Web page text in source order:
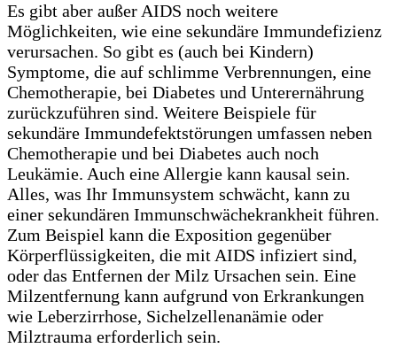
Es gibt aber außer AIDS noch weitere
Möglichkeiten, wie eine sekundäre Immundefizienz
verursachen. So gibt es (auch bei Kindern)
Symptome, die auf schlimme Verbrennungen, eine
Chemotherapie, bei Diabetes und Unterernährung
zurückzuführen sind. Weitere Beispiele für
sekundäre Immundefektstörungen umfassen neben
Chemotherapie und bei Diabetes auch noch
Leukämie. Auch eine Allergie kann kausal sein.
Alles, was Ihr Immunsystem schwächt, kann zu
einer sekundären Immunschwächekrankheit führen.
Zum Beispiel kann die Exposition gegenüber
Körperflüssigkeiten, die mit AIDS infiziert sind,
oder das Entfernen der Milz Ursachen sein. Eine
Milzentfernung kann aufgrund von Erkrankungen
wie Leberzirrhose, Sichelzellenanämie oder
Milztrauma erforderlich sein.